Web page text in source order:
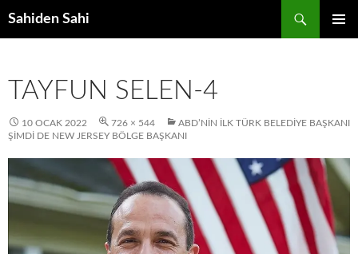
Sahiden Sahi
TAYFUN SELEN-4
10 OCAK 2022 726 × 544
ABD’NIN İLK TÜRK BELEDIYE BAŞKANI
ŞIMDI DE NEW JERSEY BÖLGE BAŞKANI